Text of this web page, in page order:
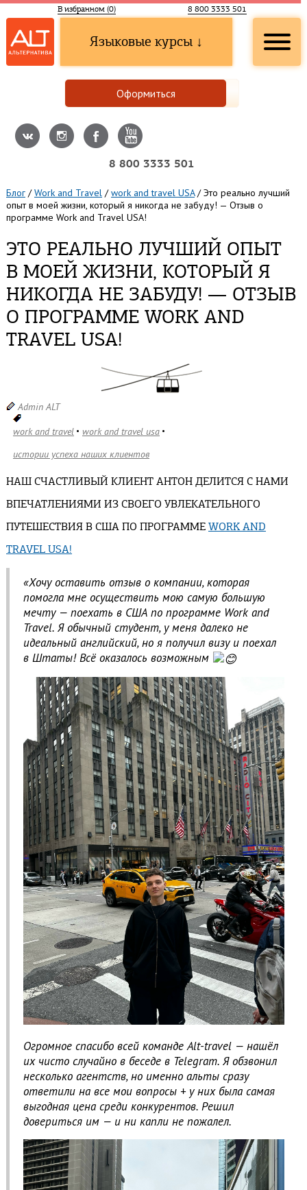
В избранном (0) 8 800 3333 501
Языковые курсы ↓
Оформиться
8 800 3333 501
Блог /Work and Travel /work and travel USA/Это реально лучший
опыт в моей жизни, который я никогда не забуду! — Отзыв о
программе Work and Travel USA!
ЭТО РЕАЛЬНО ЛУЧШИЙ ОПЫТ
В МОЕЙ ЖИЗНИ, КОТОРЫЙ Я
НИКОГДА НЕ ЗАБУДУ! — ОТЗЫВ
О ПРОГРАММЕ WORK AND
TRAVEL USA!
Admin ALT
work and travel
work and travel usa
истории успеха наших клиентов
НАШ СЧАСТЛИВЫЙ КЛИЕНТ АНТОН ДЕЛИТСЯ С НАМИ
ВПЕЧАТЛЕНИЯМИ ИЗ СВОЕГО УВЛЕКАТЕЛЬНОГО
ПУТЕШЕСТВИЯ В США ПО ПРОГРАММЕ WORK AND
TRAVEL USA!
«Хочу оставить отзыв о компании, которая
помогла мне осуществить мою самую большую
мечту — поехать в США по программе Work and
Travel. Я обычный студент, у меня далеко не
идеальный английский, но я получил визу и поехал
в Штаты! Всё оказалось возможным
Огромное спасибо всей команде Alt-travel — нашёл
их чисто случайно в беседе в Telegram. Я обзвонил
несколько агентств, но именно альты сразу
ответили на все мои вопросы + у них была самая
выгодная цена среди конкурентов. Решил
довериться им — и ни капли не пожалел.